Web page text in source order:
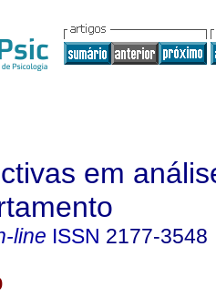
em
line ISSN 2177-3548